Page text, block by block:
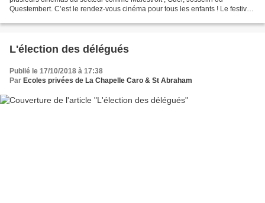
Questembert. C’est le rendez-vous cinéma pour tous les enfants ! Le festival
L'élection des délégués
Publié le 17/10/2018 à 17:38
Par Ecoles privées de La Chapelle Caro & St Abraham